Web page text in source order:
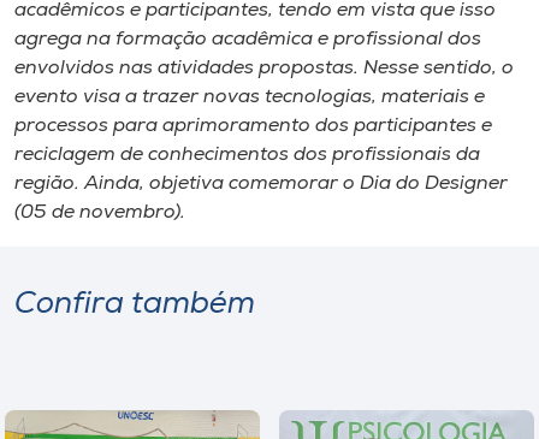
A+
A-
acadêmicos e participantes, tendo em vista que isso
agrega na formação acadêmica e profissional dos
envolvidos nas atividades propostas. Nesse sentido, o
evento visa a trazer novas tecnologias, materiais e
processos para aprimoramento dos participantes e
reciclagem de conhecimentos dos profissionais da
região. Ainda, objetiva comemorar o Dia do Designer
(05 de novembro).
Confira também